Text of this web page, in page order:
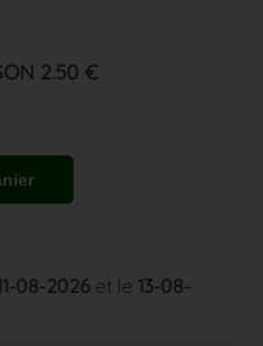
2.50 €
08-2026 et le13-08-